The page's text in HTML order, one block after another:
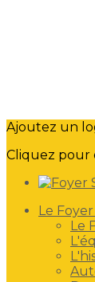
Ajoutez un
Cliquez pour
Le
Le